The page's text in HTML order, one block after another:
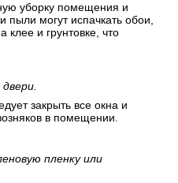
уборку помещения и
пыли могут испачкать обои,
клее и грунтовке, что
закрыть все окна и
в помещении.
пленку или